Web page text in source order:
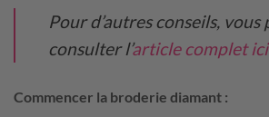
Pour d’autres conseils, vous
consulter l’article complet ici
Commencer la broderie diamant :